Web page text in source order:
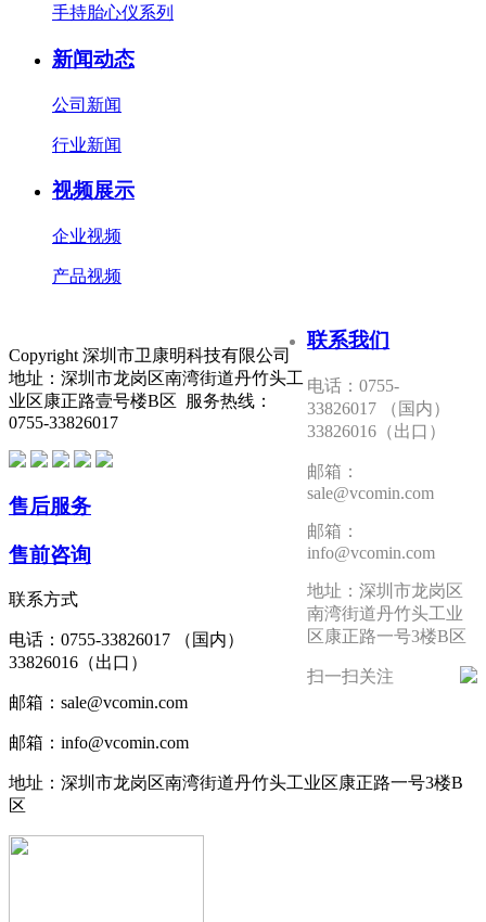
手持胎心仪系列
新闻动态
公司新闻
行业新闻
视频展示
企业视频
产品视频
联系我们
电话：0755-
33826017 （国内）
33826016（出口）
邮箱：
sale@vcomin.com
邮箱：
info@vcomin.com
地址：深圳市龙岗区
南湾街道丹竹头工业
区康正路一号3楼B区
扫一扫关注
Copyright 深圳市卫康明科技有限公司
地址：深圳市龙岗区南湾街道丹竹头工
业区康正路壹号楼B区 服务热线：
0755-33826017
售后服务
售前咨询
联系方式
电话：0755-33826017 （国内）
33826016（出口）
邮箱：sale@vcomin.com
邮箱：info@vcomin.com
地址：深圳市龙岗区南湾街道丹竹头工业区康正路一号3楼B
区